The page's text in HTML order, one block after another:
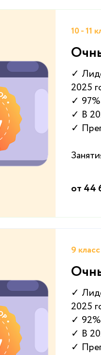
10 - 11
✓
2025
✓
✓ В
✓
от 44
9 класс
✓
2025
✓
✓ В
✓